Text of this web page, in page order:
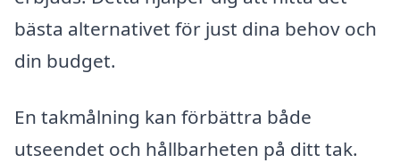
bästa alternativet för just dina behov och
din budget.
En takmålning kan förbättra både
utseendet och hållbarheten på ditt tak.